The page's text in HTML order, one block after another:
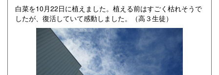
白菜を10月22日に植えました。植える前はすごく枯れそうで
したが、復活していて感動しました。（高３生徒）